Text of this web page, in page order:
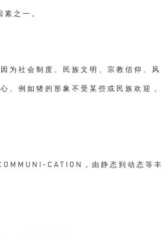
之一。
为社会制度、民族文明、宗教信仰、风
、例如猪的形象不受某些或民族欢迎，
CATION，由静态到动态等丰